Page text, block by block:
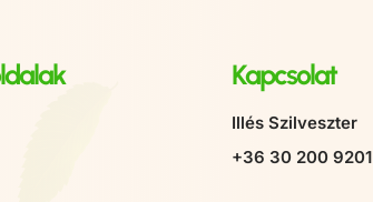
Kapcsolat
Illés Szilveszter
+36 30 200 9201